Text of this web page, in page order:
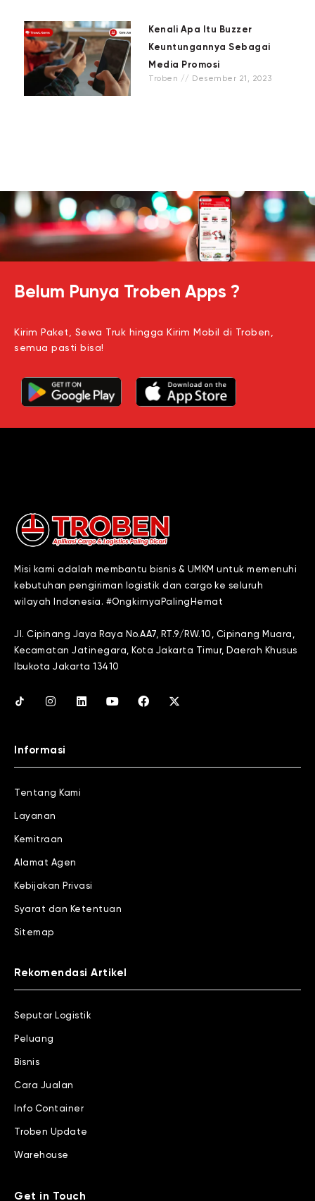
Kenali Apa Itu Buzzer
Keuntungannya Sebagai
Media Promosi
Troben Desember 21, 2023
Belum Punya Troben Apps ?
Kirim Paket, Sewa Truk hingga Kirim Mobil di Troben,
semua pasti bisa!
Misi kami adalah membantu bisnis & UMKM untuk memenuhi
kebutuhan pengiriman logistik dan cargo ke seluruh
wilayah Indonesia. #OngkirnyaPalingHemat
Jl. Cipinang Jaya Raya No.AA7, RT.9/RW.10, Cipinang Muara,
Kecamatan Jatinegara, Kota Jakarta Timur, Daerah Khusus
Ibukota Jakarta 13410
Informasi
Tentang Kami
Layanan
Kemitraan
Alamat Agen
Kebijakan Privasi
Syarat dan Ketentuan
Sitemap
Rekomendasi Artikel
Seputar Logistik
Peluang
Bisnis
Cara Jualan
Info Container
Troben Update
Warehouse
Get in Touch